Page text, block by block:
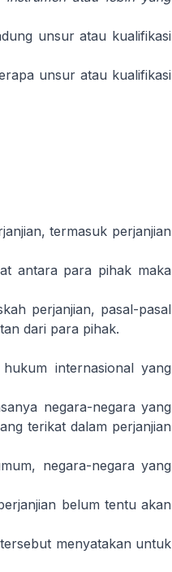
unsur atau kualifikasi
unsur atau kualifikasi
termasuk perjanjian
antara para pihak maka
perjanjian, pasal-pasal
dari para pihak.
internasional yang
negara-negara yang
terikat dalam perjanjian
negara-negara yang
belum tentu akan
menyatakan untuk